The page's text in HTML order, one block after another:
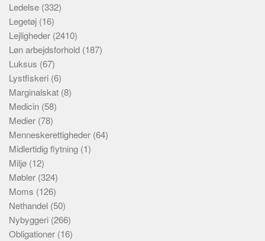
Ledelse (332)
Legetøj (16)
Lejligheder (2410)
Løn arbejdsforhold (187)
Luksus (67)
Lystfiskeri (6)
Marginalskat (8)
Medicin (58)
Medier (78)
Menneskerettigheder (64)
Midlertidig flytning (1)
Miljø (12)
Møbler (324)
Moms (126)
Nethandel (50)
Nybyggeri (266)
Obligationer (16)